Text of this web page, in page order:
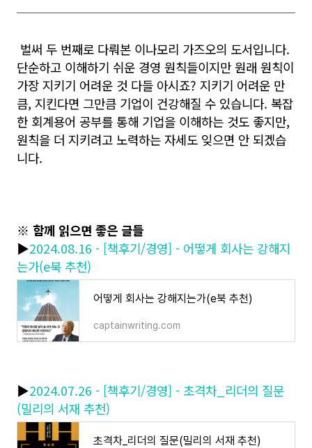
벌써 두 번째로 다뤄본 이나모리 가즈오의 도서입니다.
단순하고 이해하기 쉬운 경영 원칙들이지만 원래 원칙이
가장 지키기 어려운 것 다들 아시죠? 지키기 어려운 만
큼, 지킨다면 그만큼 기업이 건강해질 수 있습니다. 복잡
한 회계용어 공부를 통해 기업을 이해하는 것도 좋지만,
원칙을 더 지키려고 노력하는 자세도 잊으면 안 되겠습
니다.
※ 함께 읽으면 좋은 글들
▶2024.08.16 - [책후기/경영] - 어떻게 회사는 강해지
는가(e북 추천)
어떻게 회사는 강해지는가(e북 추천)
captainwriting.com
▶2024.07.26 - [책후기/경영] - 초격차_리더의 질문
(밀리의 서재 추천)
초격차_리더의 질문(밀리의 서재 추천)